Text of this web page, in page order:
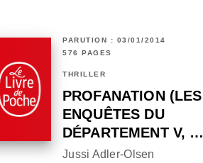
PARUTION : 03/01/2014
576 PAGES
THRILLER
PROFANATION (LES
ENQUÊTES DU
DÉPARTEMENT V, …
Jussi Adler-Olsen